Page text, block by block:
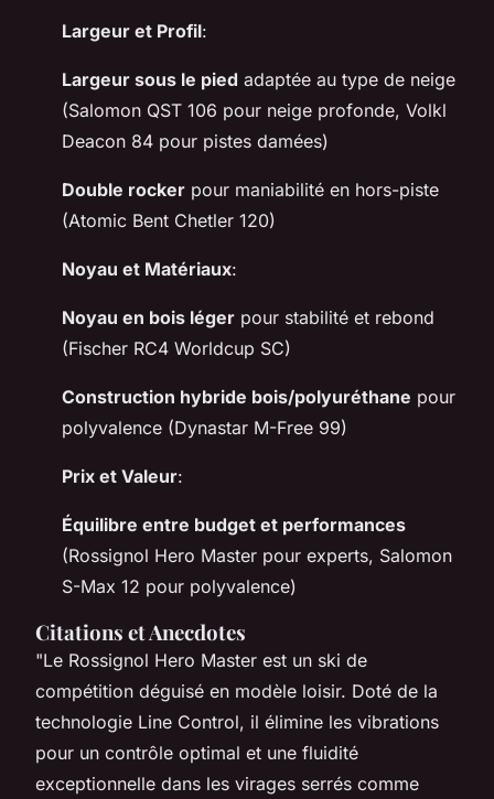
Largeur et Profil:
Largeur sous le pied adaptée au type de neige
(Salomon QST 106 pour neige profonde, Volkl
Deacon 84 pour pistes damées)
Double rocker pour maniabilité en hors-piste
(Atomic Bent Chetler 120)
Noyau et Matériaux:
Noyau en bois léger pour stabilité et rebond
(Fischer RC4 Worldcup SC)
Construction hybride bois/polyuréthane pour
polyvalence (Dynastar M-Free 99)
Prix et Valeur:
Équilibre entre budget et performances
(Rossignol Hero Master pour experts, Salomon
S-Max 12 pour polyvalence)
Citations et Anecdotes
"Le Rossignol Hero Master est un ski de
compétition déguisé en modèle loisir. Doté de la
technologie Line Control, il élimine les vibrations
pour un contrôle optimal et une fluidité
exceptionnelle dans les virages serrés comme